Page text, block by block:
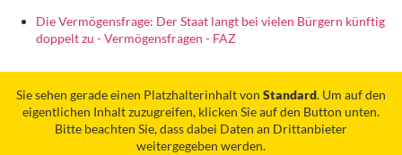
Die Vermögensfrage: Der Staat langt bei vielen Bürgern künftig
doppelt zu - Vermögensfragen - FAZ
Sie sehen gerade einen Platzhalterinhalt von Standard. Um auf den
eigentlichen Inhalt zuzugreifen, klicken Sie auf den Button unten.
Bitte beachten Sie, dass dabei Daten an Drittanbieter
weitergegeben werden.